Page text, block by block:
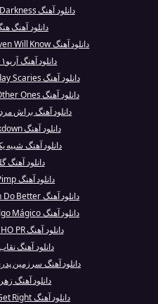
دانلود آهنگ I See A Darkness از ROSALÍA
دانلود آهنگ
دانلود آهنگ Heaven Will Know از Modern Talking
دانلود آهنگ آریو۰۱ از دیجی آریوس
دانلود آهنگ Sunday Scaries از Connor Price
دانلود آهنگ The Other Ones از John Legend
دانلود آهنگ براش
دانلود آهنگ Breakdown از G-Eazy
دانلود آهنگ شبیه
دانلود آهنگ
دانلود آهنگ Pimp از 21 Savage
دانلود آهنگ I Can Do Better از Avril Lavigne
دانلود آهنگ Algo Mágico از Rauw Alejandro
دانلود آهنگ ACHO PR از Bad Bunny
دانلود آهنگ
دانلود آهنگ سرزمین
دانلود آهنگ
دانلود آهنگ Get Right از Jennifer Lopez